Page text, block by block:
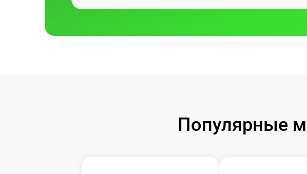
Популярные